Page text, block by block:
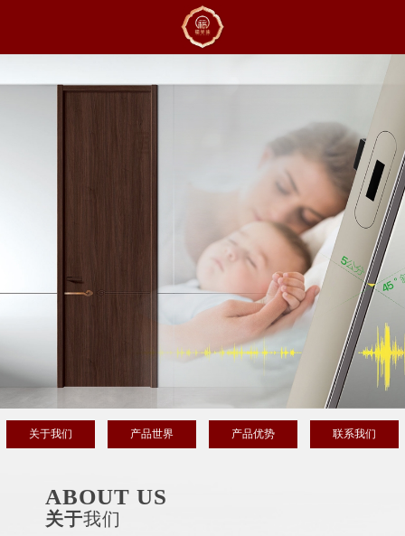
关于我们 产品世界 产品优势 联系我们
ABOUT US
关于我们